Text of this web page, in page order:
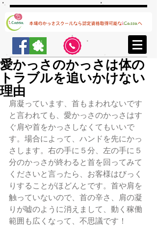
愛かっさのかっさは体の
トラブルを追いかけない
理由
肩凝っています、首もまわれないです
と言われても、愛かっさのかっさはす
ぐ肩や首をかっさしなくてもいいで
す。場合によって、ハンドを先にかっ
さします。右の手に５分、左の手に５
分のかっさが終わると首を回ってみて
くださいと言ったら、お客様はびっく
りすることがほどんとです。首や肩を
触っていないので、首の辛さ、肩の凝
りが嘘のように消えまして、動く稼働
範囲も広くなって、不思議です！